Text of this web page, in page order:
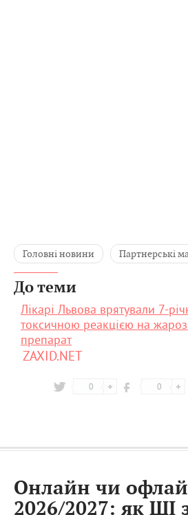
Головні новини Партнерські
До теми
Лікарі Львова врятували 7-
токсичною реакцією на
препарат
ZAXID.NET
0 0
Онлайн чи
2026/2027: як ШІ